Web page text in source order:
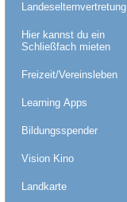
Landeselternvertretung
Hier kannst du ein
Schließfach mieten
Freizeit/Vereinsleben
Learning Apps
Bildungsspender
Vision Kino
Landkarte